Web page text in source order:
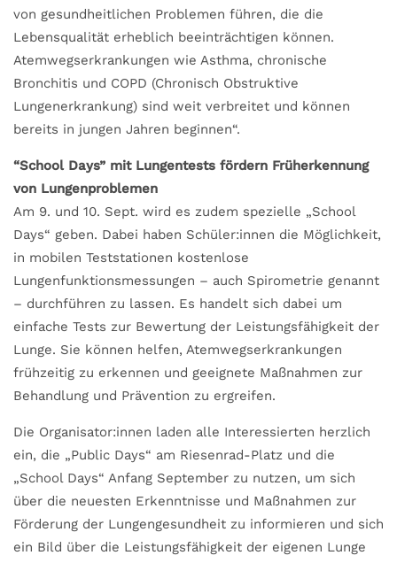
von gesundheitlichen Problemen führen, die die
Lebensqualität erheblich beeinträchtigen können.
Atemwegserkrankungen wie Asthma, chronische
Bronchitis und COPD (Chronisch Obstruktive
Lungenerkrankung) sind weit verbreitet und können
bereits in jungen Jahren beginnen“.
“School Days” mit Lungentests fördern Früherkennung
von Lungenproblemen
Am 9. und 10. Sept. wird es zudem spezielle „School
Days“ geben. Dabei haben Schüler:innen die Möglichkeit,
in mobilen Teststationen kostenlose
Lungenfunktionsmessungen – auch Spirometrie genannt
– durchführen zu lassen. Es handelt sich dabei um
einfache Tests zur Bewertung der Leistungsfähigkeit der
Lunge. Sie können helfen, Atemwegserkrankungen
frühzeitig zu erkennen und geeignete Maßnahmen zur
Behandlung und Prävention zu ergreifen.
Die Organisator:innen laden alle Interessierten herzlich
ein, die „Public Days“ am Riesenrad-Platz und die
„School Days“ Anfang September zu nutzen, um sich
über die neuesten Erkenntnisse und Maßnahmen zur
Förderung der Lungengesundheit zu informieren und sich
ein Bild über die Leistungsfähigkeit der eigenen Lunge